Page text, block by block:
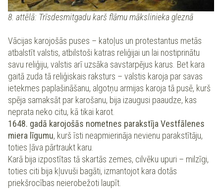
8. attēlā: Trīsdesmitgadu karš flāmu mākslinieka gleznā
Vācijas karojošās puses – katoļus un protestantus metās
atbalstīt valstis, atbilstoši katras reliģijai un lai nostiprinātu
savu reliģiju, valstis arī uzsāka savstarpējus karus. Bet kara
gaitā zuda tā reliģiskais raksturs – valstis karoja par savas
ietekmes paplašināšanu, algotņu armijas karoja tā pusē, kurš
spēja samaksāt par karošanu, bija izaugusi paaudze, kas
neprata neko citu, kā tikai karot.
1648. gadā karojošās nometnes parakstīja Vestfālenes
miera līgumu, kurš īsti neapmierināja nevienu parakstītāju,
toties ļāva pārtraukt karu.
Karā bija izpostītas tā skartās zemes, cilvēku upuri – milzīgi,
toties citi bija kļuvuši bagāti, izmantojot kara dotās
priekšrocības neierobežoti laupīt.